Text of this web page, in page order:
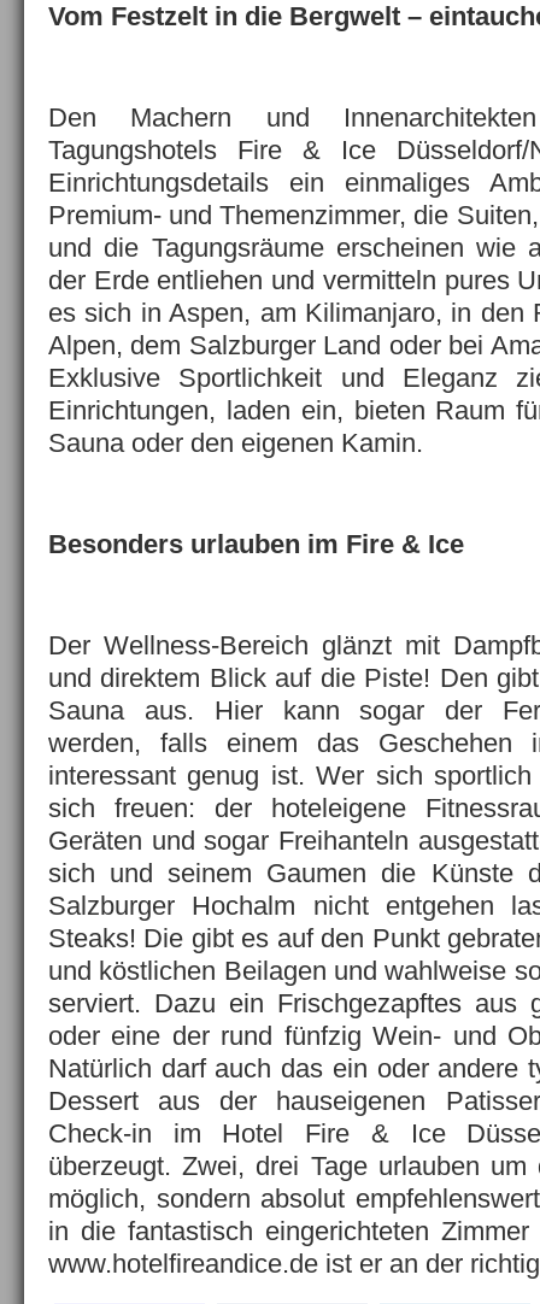
Vom Festzelt in die Bergwelt –
Den Machern und
Tagungshotels Fire & Ice
Einrichtungsdetails ein einmaliges
Premium- und Themenzimmer, die
und die Tagungsräume erscheinen wie
der Erde entliehen und vermitteln pures
es sich in Aspen, am Kilimanjaro, in den
Alpen, dem Salzburger Land oder bei
Exklusive Sportlichkeit und Eleganz
Einrichtungen, laden ein, bieten Raum
Sauna oder den eigenen Kamin.
Besonders urlauben im Fire & Ice
Der Wellness-Bereich glänzt mit
und direktem Blick auf die Piste! Den
Sauna aus. Hier kann sogar der
werden, falls einem das Geschehen
interessant genug ist. Wer sich
sich freuen: der hoteleigene
Geräten und sogar Freihanteln
sich und seinem Gaumen die Künste
Salzburger Hochalm nicht entgehen
Steaks! Die gibt es auf den Punkt
und köstlichen Beilagen und wahlweise
serviert. Dazu ein Frischgezapftes aus
oder eine der rund fünfzig Wein- und
Natürlich darf auch das ein oder andere
Dessert aus der hauseigenen
Check-in im Hotel Fire & Ice
überzeugt. Zwei, drei Tage urlauben
möglich, sondern absolut
in die fantastisch eingerichteten
www.hotelfireandice.de ist er an der